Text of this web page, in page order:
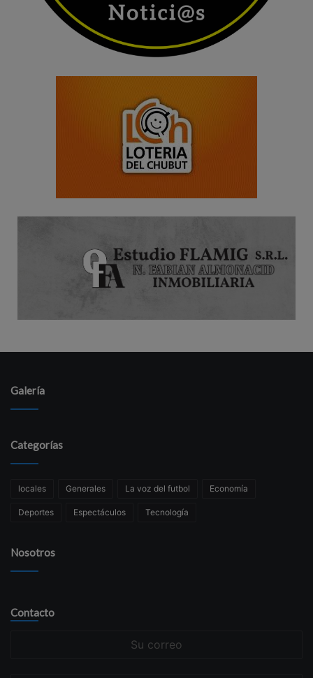
Galería
Categorías
locales Generales La voz del futbol Economía
Deportes Espectáculos Tecnología
Nosotros
Contacto